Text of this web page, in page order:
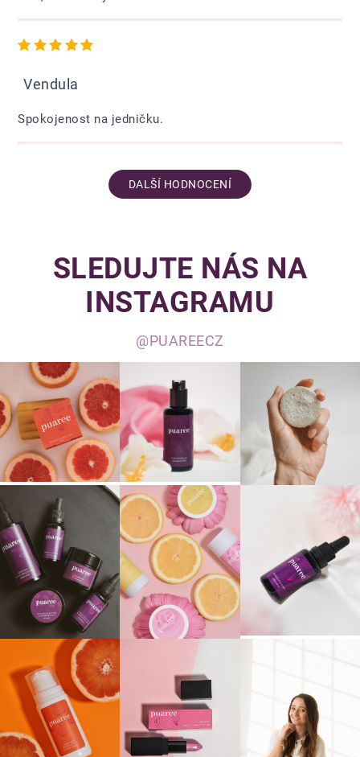
Vendula
Hodnocení obchodu je 5 z 5 hvězdiček.
Spokojenost na jedničku.
DALŠÍ HODNOCENÍ
SLEDUJTE NÁS NA
INSTAGRAMU
@PUAREECZ